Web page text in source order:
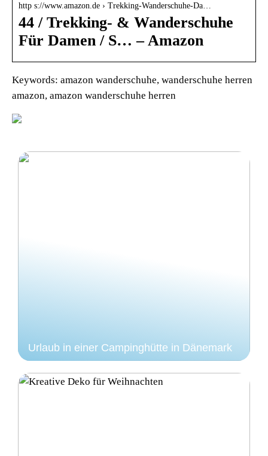
http s://www.amazon.de › Trekking-Wanderschuhe-Da…
44 / Trekking- & Wanderschuhe
Für Damen / S… – Amazon
Keywords: amazon wanderschuhe, wanderschuhe herren
amazon, amazon wanderschuhe herren
Urlaub in einer Campinghütte in Dänemark